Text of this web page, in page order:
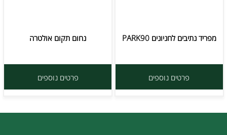
מפריד נתיבים לחניונים PARK90
פרטים נוספים
נחום תקום אולטרה
פרטים נוספים